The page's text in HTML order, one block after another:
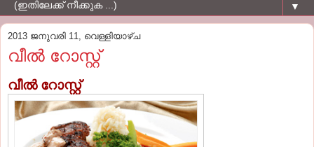
▼
2013 ജനുവരി 11, വെള്ളിയാഴ്‌ച
വീല്‍ റോസ്റ്റ്
വീല്‍ റോസ്റ്റ്